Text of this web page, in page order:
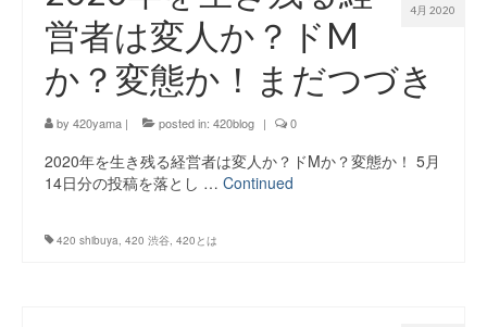
4月 2020
営者は変人か？ドM
か？変態か！まだつづき
by 420yama | posted in: 420blog | 0
2020年を生き残る経営者は変人か？ドMか？変態か！ 5月
14日分の投稿を落とし … Continued
420 shibuya 420 渋谷 420とは